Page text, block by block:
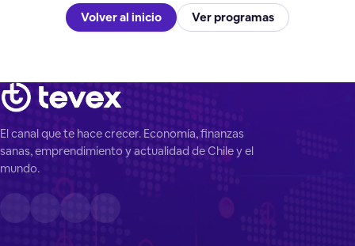
Volver al inicio Ver programas
El canal que te hace crecer. Economía, finanzas
sanas, emprendimiento y actualidad de Chile y el
mundo.